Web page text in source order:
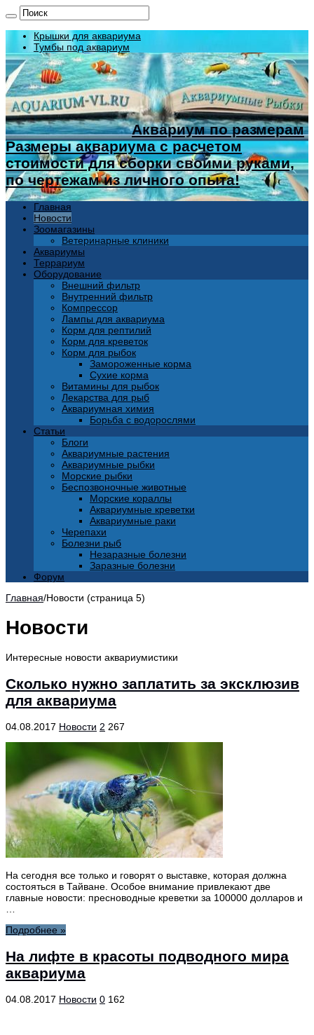
Крышки для аквариума
Тумбы под аквариум
Аквариум по размерам
Размеры аквариума с расчетом
стоимости для сборки своими руками,
по чертежам из личного опыта!
Главная
Новости
Зоомагазины
Ветеринарные клиники
Аквариумы
Террариум
Оборудование
Внешний фильтр
Внутренний фильтр
Компрессор
Лампы для аквариума
Корм для рептилий
Корм для креветок
Корм для рыбок
Замороженные корма
Сухие корма
Витамины для рыбок
Лекарства для рыб
Аквариумная химия
Борьба с водорослями
Статьи
Блоги
Аквариумные растения
Аквариумные рыбки
Морские рыбки
Беспозвоночные животные
Морские кораллы
Аквариумные креветки
Аквариумные раки
Черепахи
Болезни рыб
Незаразные болезни
Заразные болезни
Форум
Главная/Новости (страница 5)
Новости
Интересные новости аквариумистики
Сколько нужно заплатить за эксклюзив
для аквариума
04.08.2017 Новости 2 267
На сегодня все только и говорят о выставке, которая должна
состояться в Тайване. Особое внимание привлекают две
главные новости: пресноводные креветки за 100000 долларов и
Подробнее »
На лифте в красоты подводного мира
аквариума
04.08.2017 Новости 0 162